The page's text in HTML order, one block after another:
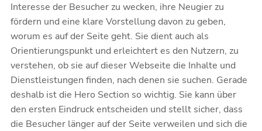
Interesse der Besucher zu wecken, ihre Neugier zu
fördern und eine klare Vorstellung davon zu geben,
worum es auf der Seite geht. Sie dient auch als
Orientierungspunkt und erleichtert es den Nutzern, zu
verstehen, ob sie auf dieser Webseite die Inhalte und
Dienstleistungen finden, nach denen sie suchen. Gerade
deshalb ist die Hero Section so wichtig. Sie kann über
den ersten Eindruck entscheiden und stellt sicher, dass
die Besucher länger auf der Seite verweilen und sich die